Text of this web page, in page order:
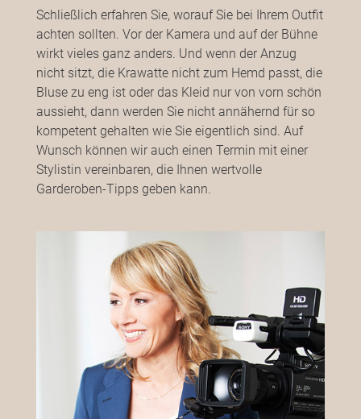
Schließlich erfahren Sie, worauf Sie bei Ihrem Outfit
achten sollten. Vor der Kamera und auf der Bühne
wirkt vieles ganz anders. Und wenn der Anzug
nicht sitzt, die Krawatte nicht zum Hemd passt, die
Bluse zu eng ist oder das Kleid nur von vorn schön
aussieht, dann werden Sie nicht annähernd für so
kompetent gehalten wie Sie eigentlich sind. Auf
Wunsch können wir auch einen Termin mit einer
Stylistin vereinbaren, die Ihnen wertvolle
Garderoben-Tipps geben kann.